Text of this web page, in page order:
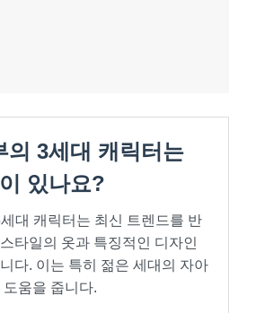
의 3세대 캐릭터는
있나요?
대 캐릭터는 최신 트렌드를 반
타일의 옷과 특징적인 디자인
다. 이는 특히 젊은 세대의 자아
움을 줍니다.